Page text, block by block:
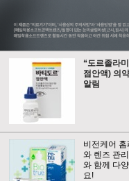
“도르졸라
점안액) 의
알림
비전케어
와 렌즈 관
와 함께 다
요!